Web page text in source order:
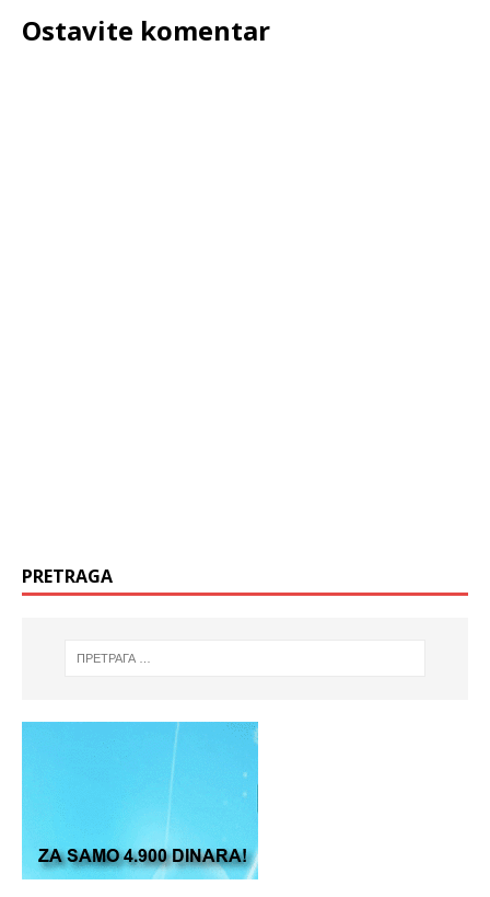
Ostavite komentar
PRETRAGA